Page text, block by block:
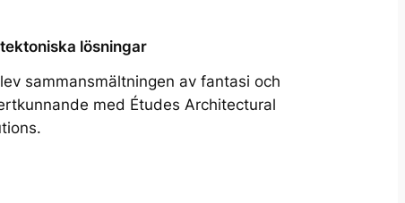
lösningar
sammansmältningen av fantasi och
med Études Architectural